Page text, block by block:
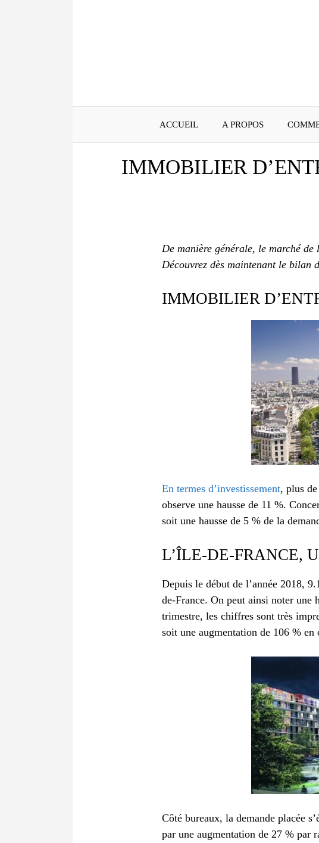
ACCUEIL A PROPOS
IMMOBILIER
De manière générale, le marché de
Découvrez dès maintenant le bilan
IMMOBILIER
En termes d’investissement, plus
observe une hausse de 11 %.
soit une hausse de 5 % de la
L’ÎLE-DE-FRANCE,
Depuis le début de l’année 2018,
de-France. On peut ainsi noter une
trimestre, les chiffres sont très
soit une augmentation de 106 % en
Côté bureaux, la demande placée
par une augmentation de 27 % par